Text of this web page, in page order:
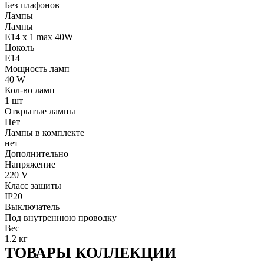
Без плафонов
Лампы
Лампы
E14 x 1 max 40W
Цоколь
E14
Мощность ламп
40 W
Кол-во ламп
1 шт
Открытые лампы
Нет
Лампы в комплекте
нет
Дополнительно
Напряжение
220 V
Класс защиты
IP20
Выключатель
Под внутреннюю проводку
Вес
1.2 кг
ТОВАРЫ КОЛЛЕКЦИИ